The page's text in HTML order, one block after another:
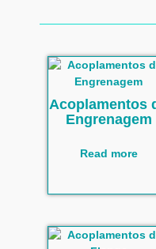
Acoplamentos
Engrenagem
Read more